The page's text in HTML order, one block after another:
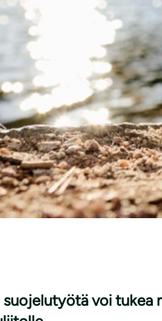
suojelutyötä voi tukea